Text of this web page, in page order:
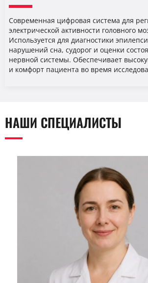
Современная цифровая система для
электрической активности головного
Используется для диагностики
нарушений сна, судорог и оценки
нервной системы. Обеспечивает
и комфорт пациента во время
НАШИ СПЕЦИАЛИСТЫ